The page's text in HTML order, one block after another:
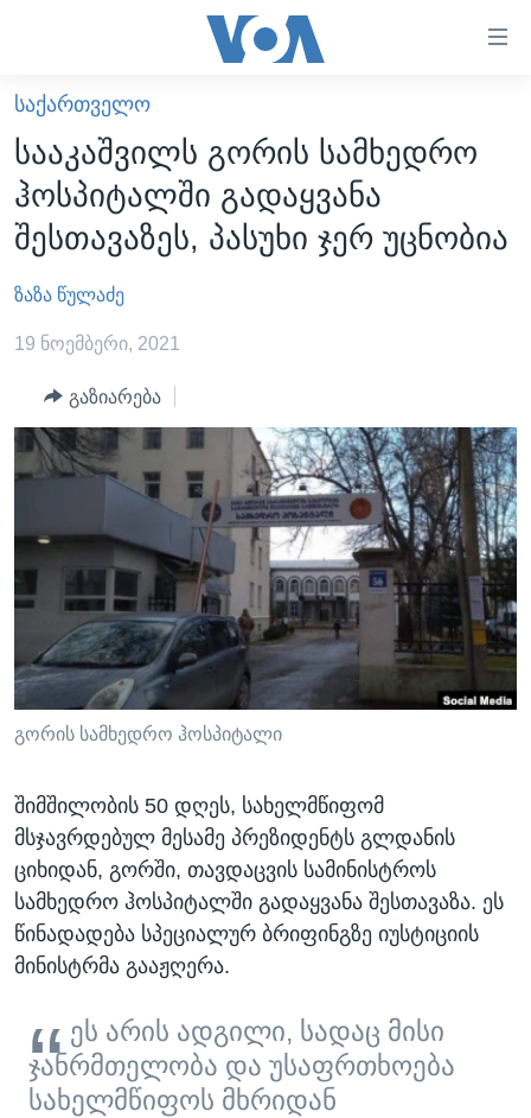
ხელმისაწვდომობისთვის
გადადით
მთავარზე
გადადით
მთავარ
ნავიგაციაზე
გადადით
ძიებაზე
ᲐᲮᲐᲚᲘ ᲐᲛᲑᲔᲑᲘ
ᲡᲐᲥᲐᲠᲗᲕᲔᲚᲝ
ᲐᲨᲨ
ᲐᲨᲨ-ᲘᲡ ᲐᲠᲩᲔᲕᲜᲔᲑᲘ 2024
ᲛᲡᲝᲤᲚᲘᲝ
ᲕᲘᲓᲔᲝᲔᲑᲘ
ᲒᲐᲓᲐᲪᲔᲛᲔᲑᲘ
ᲕᲐᲨᲘᲜᲒᲢᲝᲜᲘ ᲓᲦᲔᲡ
ᲮᲔᲓᲕᲐ ᲕᲐᲨᲘᲜᲒᲢᲝᲜᲘᲓᲐᲜ
ᲡᲢᲣᲓᲘᲐ ᲕᲐᲨᲘᲜᲒᲢᲝᲜᲘ
ᲡᲮᲕᲐ ᲡᲘᲐᲮᲚᲔᲔᲑᲘ
ᲔᲙᲝᲜᲝᲛᲘᲙᲐ
ᲯᲐᲜᲛᲠᲗᲔᲚᲝᲑᲐ
ᲛᲔᲪᲜᲘᲔᲠᲔᲑᲐ
ᲘᲜᲢᲔᲠᲕᲘᲣ
ᲙᲣᲚᲢᲣᲠᲐ
ᲓᲔᲖᲘᲜᲤᲝᲠᲛᲐᲪᲘᲐ
ᲠᲣᲡᲔᲗᲘᲡ ᲨᲔᲭᲠᲐ ᲣᲙᲠᲐᲘᲜᲐᲨᲘ
Learning English
ᲗᲕᲐᲚᲘ ᲒᲕᲐᲓᲔᲕᲜᲔᲗ
ენები
ᲡᲐᲥᲐᲠᲗᲕᲔᲚᲝ
სააკაშვილს გორის სამხედრო
ჰოსპიტალში გადაყვანა
შესთავაზეს, პასუხი ჯერ უცნობია
ზაზა წულაძე
19 ნოემბერი, 2021
გაზიარება
გორის სამხედრო ჰოსპიტალი
შიმშილობის 50 დღეს, სახელმწიფომ
მსჯავრდებულ მესამე პრეზიდენტს გლდანის
ციხიდან, გორში, თავდაცვის სამინისტროს
სამხედრო ჰოსპიტალში გადაყვანა შესთავაზა. ეს
წინადადება სპეციალურ ბრიფინგზე იუსტიციის
მინისტრმა გააჟღერა.
ეს არის ადგილი, სადაც მისი
ჯანრმთელობა და უსაფრთხოება
სახელმწიფოს მხრიდან